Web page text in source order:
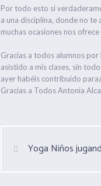
Por todo esto si
a una disciplina, donde no
muchas ocasiones nos ofrece
Gracias a todos alumnos
asistido a mis clases, sin
ayer habéis contribuido
Gracias a Todos Antonia
Yoga Niños